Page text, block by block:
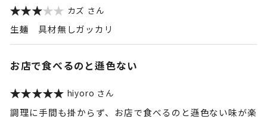
カズ
生麺 具材無しガッカリ
お店で食べるのと遜色ない
hiyoro
調理に手間も掛からず、お店で食べるのと遜色ない味が楽